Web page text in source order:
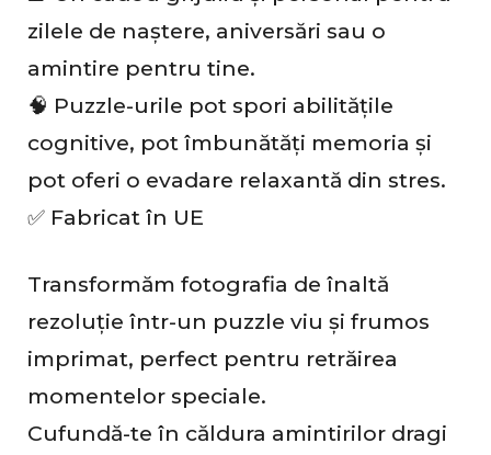
a
s
ă
ș
i
i
m
p
l
zilele de naștere, aniversări sau o
amintire pentru tine.
🧠 Puzzle-urile pot spori abilitățile
cognitive, pot îmbunătăți memoria și
pot oferi o evadare relaxantă din stres.
✅ Fabricat în UE
Transformăm fotografia de înaltă
rezoluție într-un puzzle viu și frumos
imprimat, perfect pentru retrăirea
momentelor speciale.
Cufundă-te în căldura amintirilor dragi